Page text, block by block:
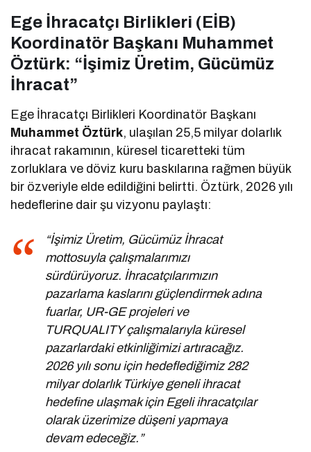
Ege İhracatçı Birlikleri (EİB)
Koordinatör Başkanı Muhammet
Öztürk: “İşimiz Üretim, Gücümüz
İhracat”
Ege İhracatçı Birlikleri Koordinatör Başkanı
Muhammet Öztürk, ulaşılan 25,5 milyar dolarlık
ihracat rakamının, küresel ticaretteki tüm
zorluklara ve döviz kuru baskılarına rağmen büyük
bir özveriyle elde edildiğini belirtti. Öztürk, 2026 yılı
hedeflerine dair şu vizyonu paylaştı:
“İşimiz Üretim, Gücümüz İhracat
mottosuyla çalışmalarımızı
sürdürüyoruz. İhracatçılarımızın
pazarlama kaslarını güçlendirmek adına
fuarlar, UR-GE projeleri ve
TURQUALITY çalışmalarıyla küresel
pazarlardaki etkinliğimizi artıracağız.
2026 yılı sonu için hedeflediğimiz 282
milyar dolarlık Türkiye geneli ihracat
hedefine ulaşmak için Egeli ihracatçılar
olarak üzerimize düşeni yapmaya
devam edeceğiz.”